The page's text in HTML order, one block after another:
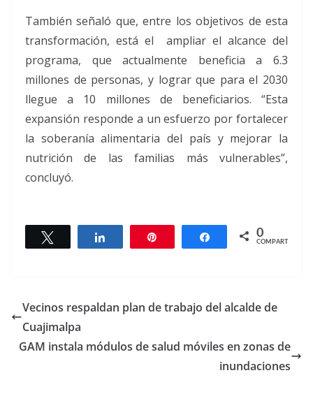
También señaló que, entre los objetivos de esta
transformación, está el ampliar el alcance del
programa, que actualmente beneficia a 6.3
millones de personas, y lograr que para el 2030
llegue a 10 millones de beneficiarios. “Esta
expansión responde a un esfuerzo por fortalecer
la soberanía alimentaria del país y mejorar la
nutrición de las familias más vulnerables”,
concluyó.
Twittear Compartir Compartir
0
COMPARTIR
Vecinos respaldan plan de trabajo del alcalde de
Cuajimalpa
GAM instala módulos de salud móviles en zonas de
inundaciones